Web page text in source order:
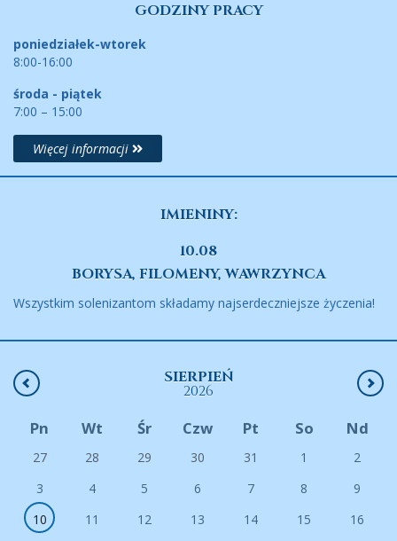
GODZINY PRACY
poniedziałek-wtorek
8:00-16:00
środa - piątek
7:00 – 15:00
Więcej informacji
IMIENINY:
10.08
BORYSA, FILOMENY, WAWRZYNCA
Wszystkim solenizantom składamy najserdeczniejsze życzenia!
SIERPIEŃ
2026
Pn Wt Śr Czw Pt So Nd
27 28 29 30 31 1
2
3
4 5 6 7 8
9
10
11 12 13 14 15
16